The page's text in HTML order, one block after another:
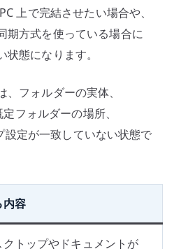
上で完結させたい場合や、
期方式を使っている場合に
態になります。
フォルダーの実体、
フォルダーの場所、
定が一致していない状態で
内容
クトップやドキュメントが